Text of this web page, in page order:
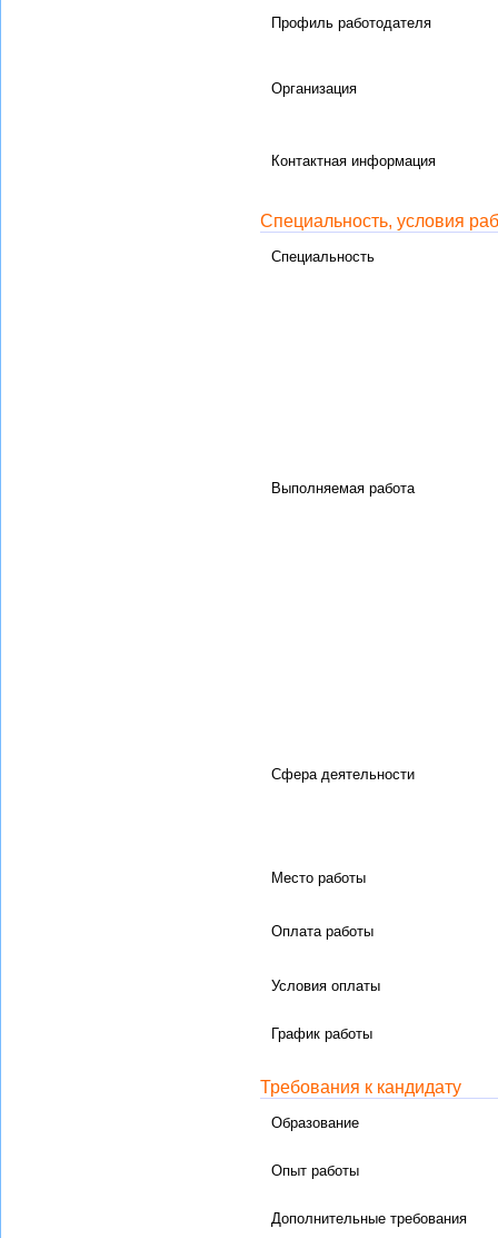
Профиль работодателя
Организация
Контактная информация
Специальность, условия
Специальность
Выполняемая работа
Сфера деятельности
Место работы
Оплата работы
Условия оплаты
График работы
Требования к кандидату
Образование
Опыт работы
Дополнительные требования